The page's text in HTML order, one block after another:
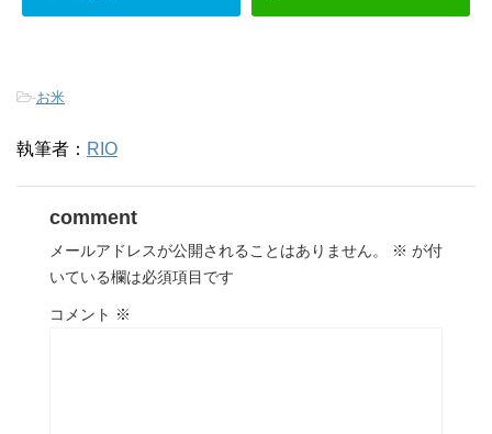
-お米
執筆者： RIO
comment
メールアドレスが公開されることはありません。 ※ が付
いている欄は必須項目です
コメント ※